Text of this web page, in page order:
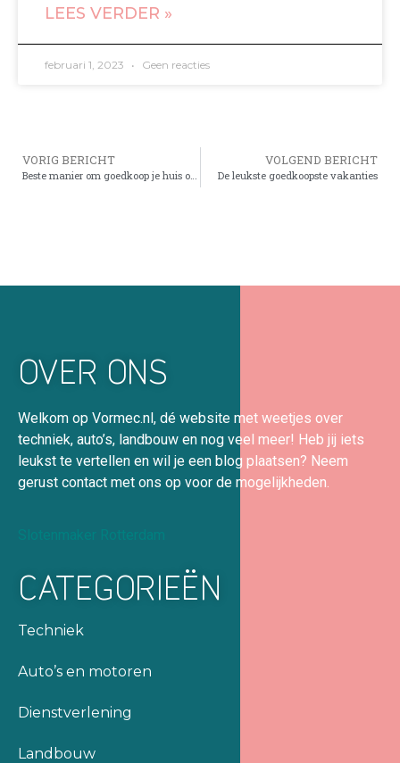
LEES VERDER »
februari 1, 2023 Geen reacties
VORIG BERICHT
Beste manier om goedkoop je huis op te knappen
VOLGEND BERICHT
De leukste goedkoopste vakanties
OVER ONS
Welkom op Vormec.nl, dé website met weetjes over
techniek, auto’s, landbouw en nog veel meer! Heb jij iets
leukst te vertellen en wil je een blog plaatsen? Neem
gerust contact met ons op voor de mogelijkheden.
CATEGORIEËN
Techniek
Auto’s en motoren
Dienstverlening
Landbouw